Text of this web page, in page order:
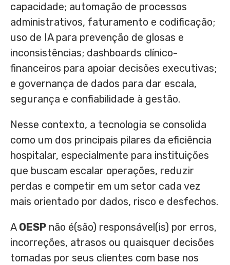
capacidade; automação de processos
administrativos, faturamento e codificação;
uso de IA para prevenção de glosas e
inconsistências; dashboards clínico-
financeiros para apoiar decisões executivas;
e governança de dados para dar escala,
segurança e confiabilidade à gestão.
Nesse contexto, a tecnologia se consolida
como um dos principais pilares da eficiência
hospitalar, especialmente para instituições
que buscam escalar operações, reduzir
perdas e competir em um setor cada vez
mais orientado por dados, risco e desfechos.
A OESP não é(são) responsável(is) por erros,
incorreções, atrasos ou quaisquer decisões
tomadas por seus clientes com base nos